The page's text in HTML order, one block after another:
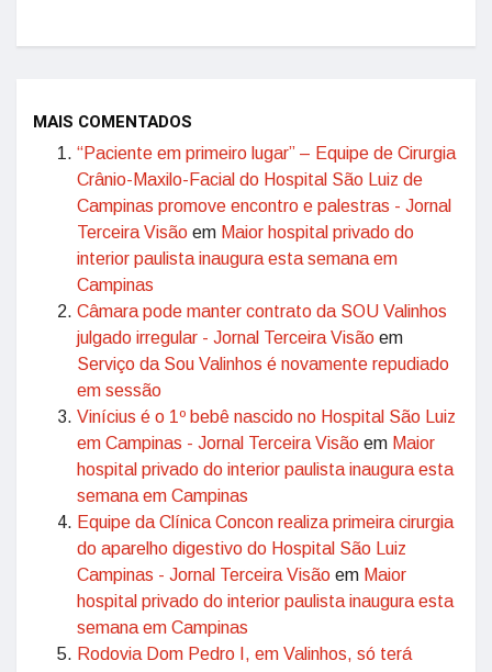
MAIS COMENTADOS
“Paciente em primeiro lugar” – Equipe de Cirurgia
Crânio-Maxilo-Facial do Hospital São Luiz de
Campinas promove encontro e palestras - Jornal
Terceira Visão em Maior hospital privado do
interior paulista inaugura esta semana em
Campinas
Câmara pode manter contrato da SOU Valinhos
julgado irregular - Jornal Terceira Visão em
Serviço da Sou Valinhos é novamente repudiado
em sessão
Vinícius é o 1º bebê nascido no Hospital São Luiz
em Campinas - Jornal Terceira Visão em Maior
hospital privado do interior paulista inaugura esta
semana em Campinas
Equipe da Clínica Concon realiza primeira cirurgia
do aparelho digestivo do Hospital São Luiz
Campinas - Jornal Terceira Visão em Maior
hospital privado do interior paulista inaugura esta
semana em Campinas
Rodovia Dom Pedro I, em Valinhos, só terá